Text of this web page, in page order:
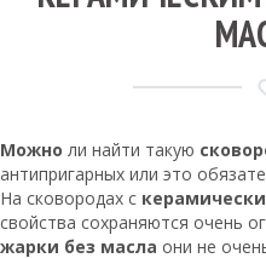
Можно ли найти такую
антипригарных или это
На сковородах с
свойства сохраняются очень
жарки без масла они не